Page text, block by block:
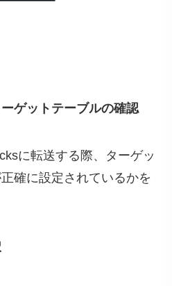
ゲットテーブルの確認
に転送する際、ターゲッ
確に設定されているかを